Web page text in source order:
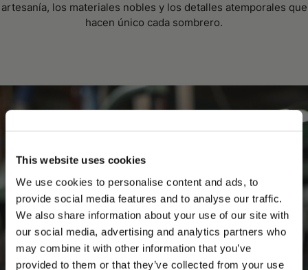
This website uses cookies
We use cookies to personalise content and ads, to
provide social media features and to analyse our traffic.
We also share information about your use of our site with
our social media, advertising and analytics partners who
may combine it with other information that you’ve
provided to them or that they’ve collected from your use
PLEASE CHOOSE YOUR COUNTRY
artesanía, los materiales nobles y los detalles atemporales que
hacen único cada sombrero.